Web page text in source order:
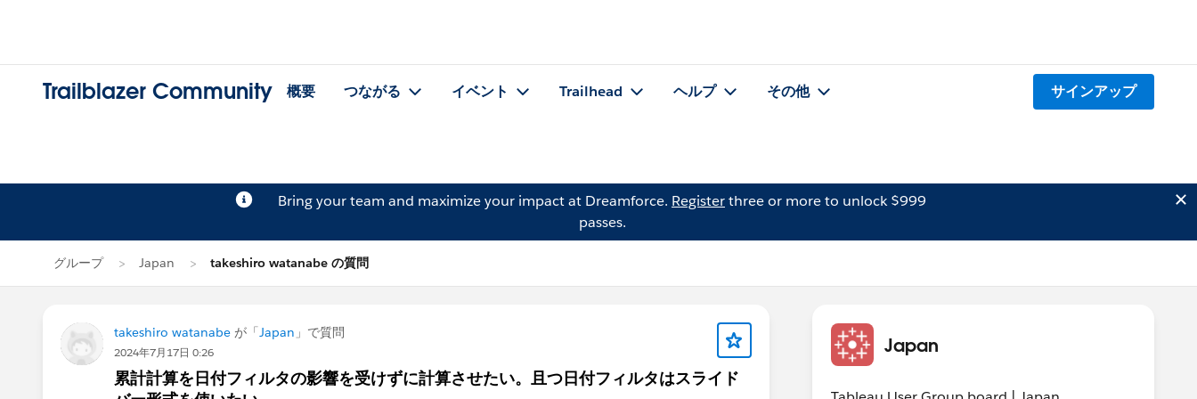
Trailblazer Community 概要 つながる イベント Trailhead ヘルプ その他 サインアップ
Bring your team and maximize your impact at Dreamforce. Registerthree or more to unlock $999
passes.
グループ Japan takeshiro watanabe の質問
takeshiro watanabe が「Japan 」で質問
2024年7月17日 0:26
累計計算を日付フィルタの影響を受けずに計算させたい。且つ日付フィルタはスライド
Japan